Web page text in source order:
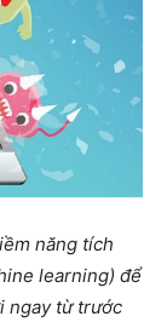
năng tích
learning) để
ngay từ trước